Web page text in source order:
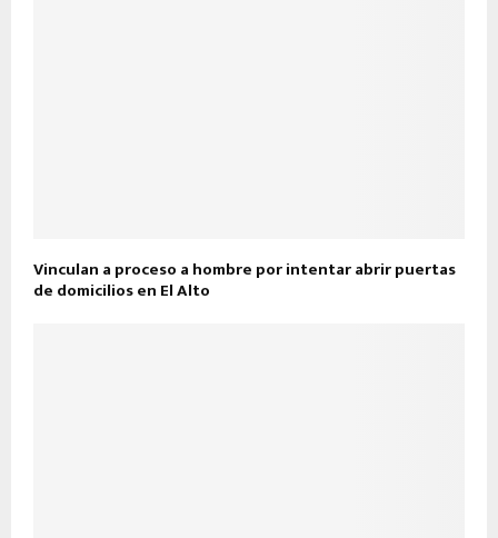
Vinculan a proceso a hombre por intentar abrir puertas
de domicilios en El Alto